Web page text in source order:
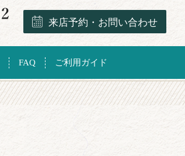
来店予約・お問い合わせ
FAQ ご利用ガイド